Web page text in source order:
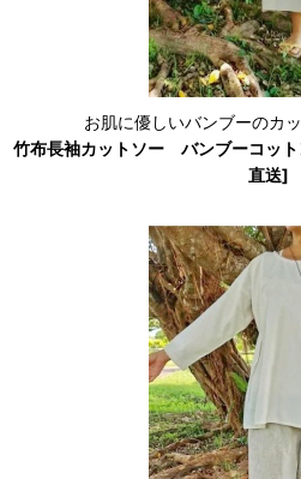
お肌に優しいバンブーのカ
竹布長袖カットソー バンブーコッ
直送]